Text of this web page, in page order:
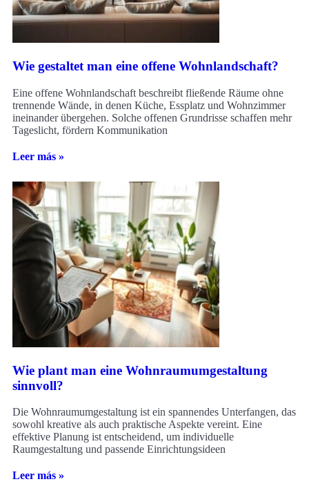
Wie gestaltet man eine offene Wohnlandschaft?
Eine offene Wohnlandschaft beschreibt fließende Räume ohne
trennende Wände, in denen Küche, Essplatz und Wohnzimmer
ineinander übergehen. Solche offenen Grundrisse schaffen mehr
Tageslicht, fördern Kommunikation
Leer más »
Wie plant man eine Wohnraumumgestaltung
sinnvoll?
Die Wohnraumumgestaltung ist ein spannendes Unterfangen, das
sowohl kreative als auch praktische Aspekte vereint. Eine
effektive Planung ist entscheidend, um individuelle
Raumgestaltung und passende Einrichtungsideen
Leer más »